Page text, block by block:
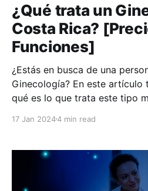
¿Qué trata un
Costa Rica?
Funciones]
¿Estás en busca de una
Ginecología? En este artículo
qué es lo que trata este tipo
en la salud y el tratamiento de
encontrarás
17 Jan 20244 min read